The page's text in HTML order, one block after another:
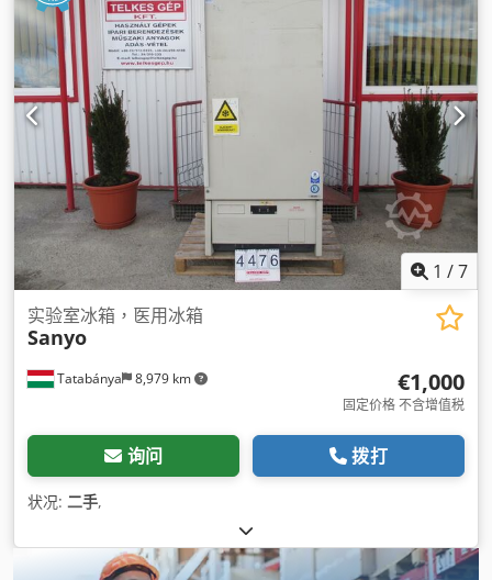
1 /7
Tatabánya 8,979 km
实验室冰箱，医用冰箱
Sanyo
€1,000
固定价格 不含增值税
询问 拨打
状况: 二手,